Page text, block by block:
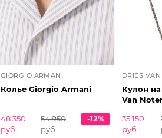
GIORGIO ARMANI
Колье Giorgio Armani
48 350
руб.
54 950
руб.
-12%
DRIES
Кулон
Van
35 150
руб.